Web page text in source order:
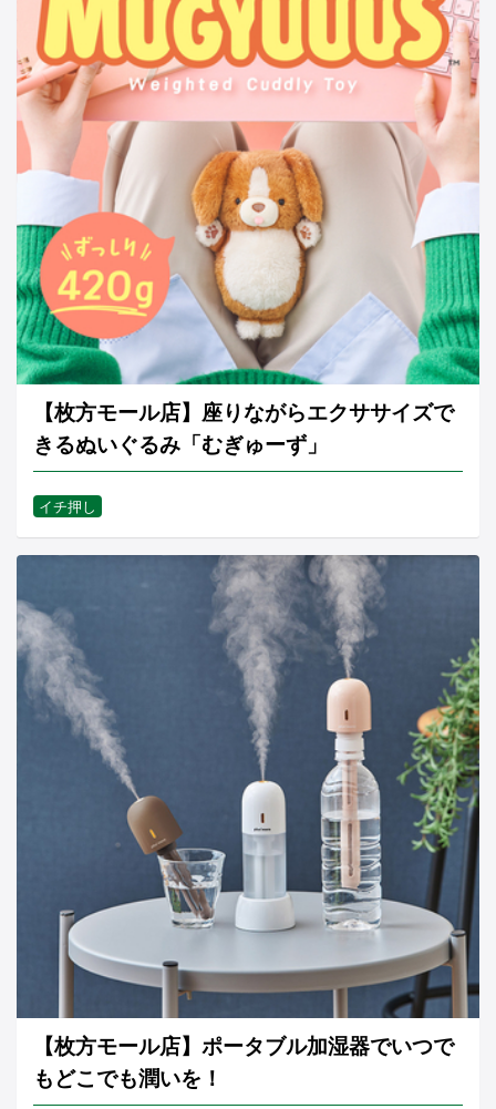
【枚方モール店】座りながらエクササイズで
きるぬいぐるみ「むぎゅーず」
イチ押し
【枚方モール店】ポータブル加湿器でいつで
もどこでも潤いを！